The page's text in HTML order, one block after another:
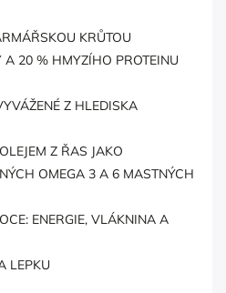
KRŮTOU
20 % HMYZÍHO PROTEINU
Z HLEDISKA
Z ŘAS JAKO
OMEGA 3 A 6 MASTNÝCH
ENERGIE, VLÁKNINA A
LEPKU